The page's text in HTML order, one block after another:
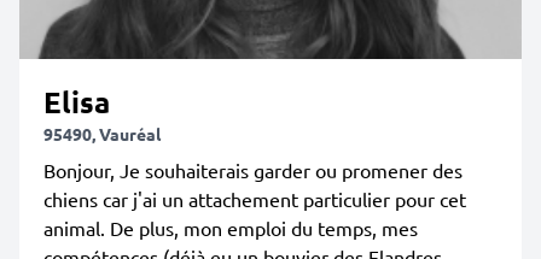
Elisa
95490, Vauréal
Bonjour, Je souhaiterais garder ou promener des
chiens car j'ai un attachement particulier pour cet
animal. De plus, mon emploi du temps, mes